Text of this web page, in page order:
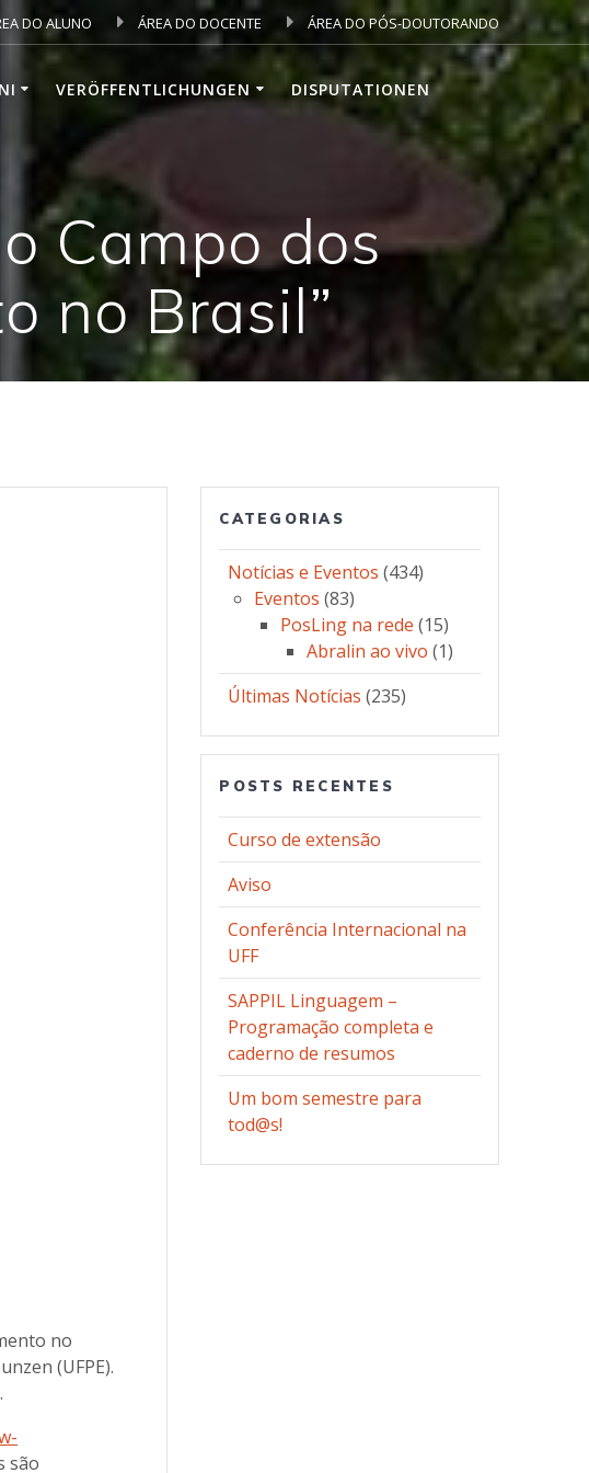
DO ALUNO ÁREA DO DOCENTE ÁREA DO PÓS-DOUTORANDO
VERÖFFENTLICHUNGEN DISPUTATIONEN
Campo dos
no Brasil”
no
(UFPE).
são
CATEGORIAS
Notícias e Eventos (434)
Eventos (83)
PosLing na rede (15)
Abralin ao vivo (1)
Últimas Notícias (235)
POSTS RECENTES
Curso de extensão
Aviso
Conferência Internacional na
UFF
SAPPIL Linguagem –
Programação completa e
caderno de resumos
Um bom semestre para
tod@s!